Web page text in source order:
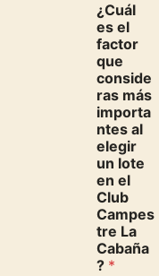
¿Cuál
es el
factor
que
conside
ras más
importa
ntes al
elegir
un lote
en el
Club
Campes
tre La
Cabaña
? *